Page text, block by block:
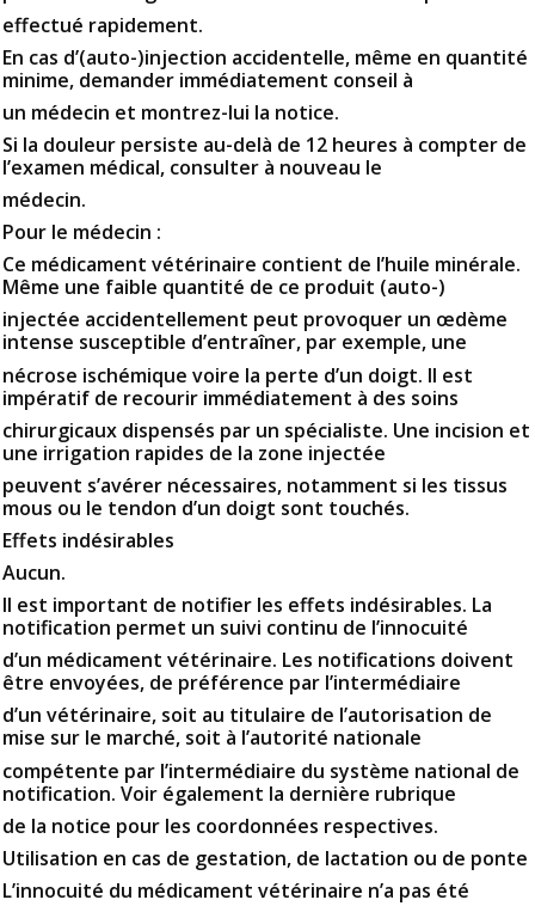
effectué rapidement.
En cas d’(auto-)injection accidentelle, même en quantité
minime, demander immédiatement conseil à
un médecin et montrez-lui la notice.
Si la douleur persiste au-delà de 12 heures à compter de
l’examen médical, consulter à nouveau le
médecin.
Pour le médecin :
Ce médicament vétérinaire contient de l’huile minérale.
Même une faible quantité de ce produit (auto-)
injectée accidentellement peut provoquer un œdème
intense susceptible d’entraîner, par exemple, une
nécrose ischémique voire la perte d’un doigt. Il est
impératif de recourir immédiatement à des soins
chirurgicaux dispensés par un spécialiste. Une incision et
une irrigation rapides de la zone injectée
peuvent s’avérer nécessaires, notamment si les tissus
mous ou le tendon d’un doigt sont touchés.
Effets indésirables
Aucun.
Il est important de notifier les effets indésirables. La
notification permet un suivi continu de l’innocuité
d’un médicament vétérinaire. Les notifications doivent
être envoyées, de préférence par l’intermédiaire
d’un vétérinaire, soit au titulaire de l’autorisation de
mise sur le marché, soit à l’autorité nationale
compétente par l’intermédiaire du système national de
notification. Voir également la dernière rubrique
de la notice pour les coordonnées respectives.
Utilisation en cas de gestation, de lactation ou de ponte
L’innocuité du médicament vétérinaire n’a pas été